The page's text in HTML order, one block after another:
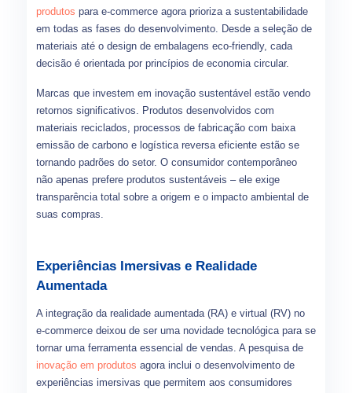
produtos para e-commerce agora prioriza a sustentabilidade
em todas as fases do desenvolvimento. Desde a seleção de
materiais até o design de embalagens eco-friendly, cada
decisão é orientada por princípios de economia circular.
Marcas que investem em inovação sustentável estão vendo
retornos significativos. Produtos desenvolvidos com
materiais reciclados, processos de fabricação com baixa
emissão de carbono e logística reversa eficiente estão se
tornando padrões do setor. O consumidor contemporâneo
não apenas prefere produtos sustentáveis – ele exige
transparência total sobre a origem e o impacto ambiental de
suas compras.
Experiências Imersivas e Realidade
Aumentada
A integração da realidade aumentada (RA) e virtual (RV) no
e-commerce deixou de ser uma novidade tecnológica para se
tornar uma ferramenta essencial de vendas. A pesquisa de
inovação em produtos agora inclui o desenvolvimento de
experiências imersivas que permitem aos consumidores